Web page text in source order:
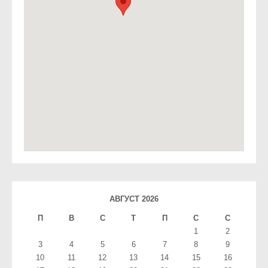
АВГУСТ 2026
П В С T П С
С
1
2
3
4 5 6 7 8
9
10
11 12 13 14 15
16